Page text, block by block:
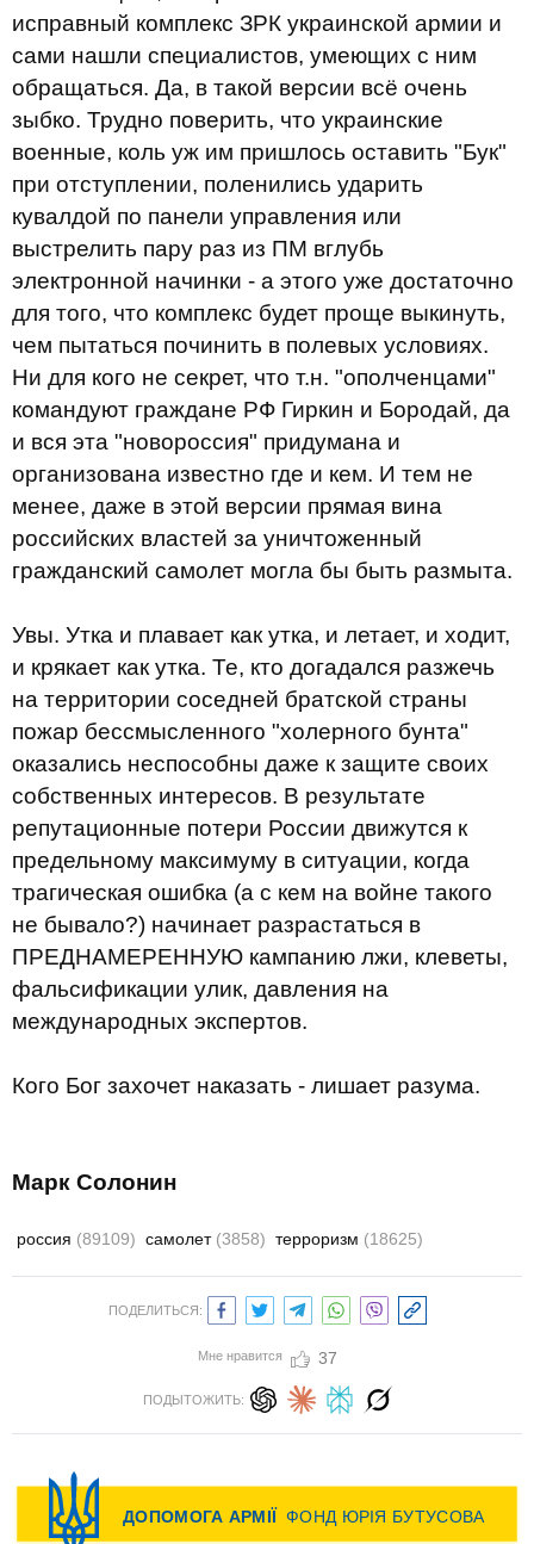
исправный комплекс ЗРК украинской армии и
сами нашли специалистов, умеющих с ним
обращаться. Да, в такой версии всё очень
зыбко. Трудно поверить, что украинские
военные, коль уж им пришлось оставить "Бук"
при отступлении, поленились ударить
кувалдой по панели управления или
выстрелить пару раз из ПМ вглубь
электронной начинки - а этого уже достаточно
для того, что комплекс будет проще выкинуть,
чем пытаться починить в полевых условиях.
Ни для кого не секрет, что т.н. "ополченцами"
командуют граждане РФ Гиркин и Бородай, да
и вся эта "новороссия" придумана и
организована известно где и кем. И тем не
менее, даже в этой версии прямая вина
российских властей за уничтоженный
гражданский самолет могла бы быть размыта.
Увы. Утка и плавает как утка, и летает, и ходит,
и крякает как утка. Те, кто догадался разжечь
на территории соседней братской страны
пожар бессмысленного "холерного бунта"
оказались неспособны даже к защите своих
собственных интересов. В результате
репутационные потери России движутся к
предельному максимуму в ситуации, когда
трагическая ошибка (а с кем на войне такого
не бывало?) начинает разрастаться в
ПРЕДНАМЕРЕННУЮ кампанию лжи, клеветы,
фальсификации улик, давления на
международных экспертов.
Кого Бог захочет наказать - лишает разума.
Марк Солонин
россия (89109) самолет (3858) терроризм (18625)
ПОДЕЛИТЬСЯ:
Мне нравится 37
ПОДЫТОЖИТЬ: